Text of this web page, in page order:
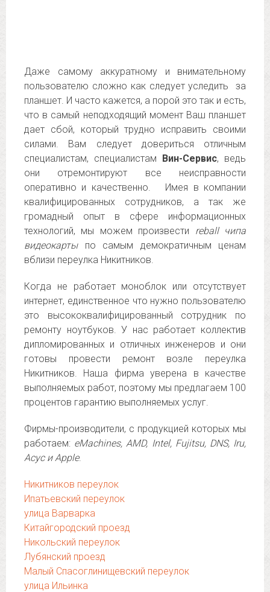
Даже самому аккуратному и внимательному
пользователю сложно как следует уследить за
планшет. И часто кажется, а порой это так и есть,
что в самый неподходящий момент Ваш планшет
дает сбой, который трудно исправить своими
силами. Вам следует довериться отличным
специалистам, специалистам Вин-Сервис, ведь
они отремонтируют все неисправности
оперативно и качественно. Имея в компании
квалифицированных сотрудников, а так же
громадный опыт в сфере информационных
технологий, мы можем произвести reball чипа
видеокартыпо самым демократичным ценам
вблизи переулка Никитников.
Когда не работает моноблок или отсутствует
интернет, единственное что нужно пользователю
это высококвалифицированный сотрудник по
ремонту ноутбуков. У нас работает коллектив
дипломированных и отличных инженеров и они
готовы провести ремонт возле переулка
Никитников. Наша фирма уверена в качестве
выполняемых работ, поэтому мы предлагаем 100
процентов гарантию выполняемых услуг.
Фирмы-производители, с продукцией которых мы
работаем: eMachines, AMD, Intel, Fujitsu, DNS, Iru,
Асус и Apple.
Никитников переулок
Ипатьевский переулок
улица Варварка
Китайгородский проезд
Никольский переулок
Лубянский проезд
Малый Спасоглинищевский переулок
улица Ильинка